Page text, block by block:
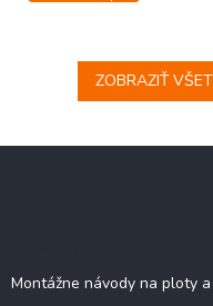
ZOBRAZIŤ
Montážne návody na ploty